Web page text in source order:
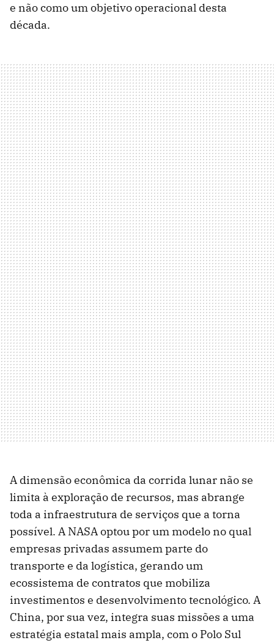
e não como um objetivo operacional desta
década.
A dimensão econômica da corrida lunar não se
limita à exploração de recursos, mas abrange
toda a infraestrutura de serviços que a torna
possível. A NASA optou por um modelo no qual
empresas privadas assumem parte do
transporte e da logística, gerando um
ecossistema de contratos que mobiliza
investimentos e desenvolvimento tecnológico. A
China, por sua vez, integra suas missões a uma
estratégia estatal mais ampla, com o Polo Sul